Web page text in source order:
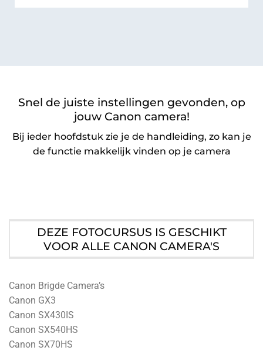
Snel de juiste instellingen gevonden, op
jouw Canon camera!
Bij ieder hoofdstuk zie je de handleiding, zo kan je
de functie makkelijk vinden op je camera
DEZE FOTOCURSUS IS GESCHIKT
VOOR ALLE CANON CAMERA'S
Canon Brigde Camera’s
Canon GX3
Canon SX430IS
Canon SX540HS
Canon SX70HS